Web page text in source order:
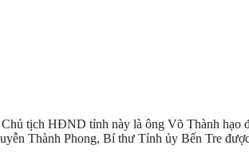
tịch HĐND tỉnh này là ông Võ Thành
Thành Phong, Bí thư Tỉnh ủy Bến Tre